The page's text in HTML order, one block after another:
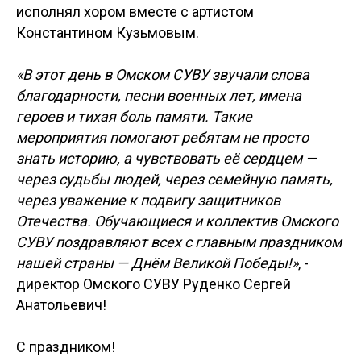
исполнял хором вместе с артистом
Константином Кузьмовым.
«В этот день в Омском СУВУ звучали слова
благодарности, песни военных лет, имена
героев и тихая боль памяти. Такие
мероприятия помогают ребятам не просто
знать историю, а чувствовать её сердцем —
через судьбы людей, через семейную память,
через уважение к подвигу защитников
Отечества. Обучающиеся и коллектив Омского
СУВУ поздравляют всех с главным праздником
нашей страны — Днём Великой Победы!», -
директор Омского СУВУ Руденко Сергей
Анатольевич!
С праздником!